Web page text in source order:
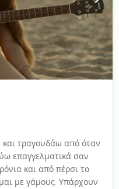
τραγουδάω από όταν
επαγγελματικά σαν
και από πέρσι το
με γάμους. Υπάρχουν